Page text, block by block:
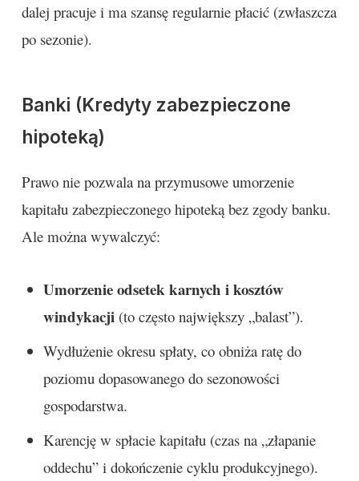
dalej pracuje i ma szansę regularnie płacić (zwłaszcza
po sezonie).
Banki (Kredyty zabezpieczone
hipoteką)
Prawo nie pozwala na przymusowe umorzenie
kapitału zabezpieczonego hipoteką bez zgody banku.
Ale można wywalczyć:
Umorzenie odsetek karnych i kosztów
windykacji (to często największy „balast”).
Wydłużenie okresu spłaty, co obniża ratę do
poziomu dopasowanego do sezonowości
gospodarstwa.
Karencję w spłacie kapitału (czas na „złapanie
oddechu” i dokończenie cyklu produkcyjnego).